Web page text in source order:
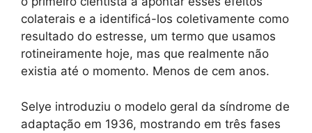
colaterais e a identificá-los coletivamente como
resultado do estresse, um termo que usamos
rotineiramente hoje, mas que realmente não
existia até o momento. Menos de cem anos.
Selye introduziu o modelo geral da síndrome de
adaptação em 1936, mostrando em três fases